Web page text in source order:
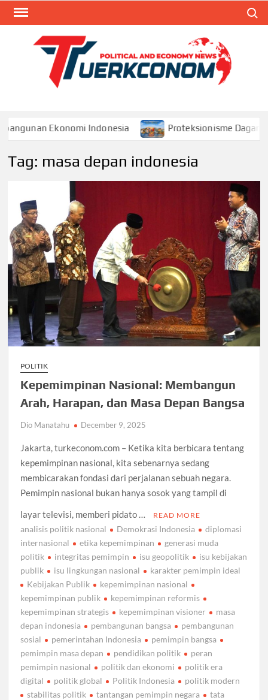
Skip
Ekonomi Indonesia Proteksionisme Dagang
Tag: masa depan indonesia
POLITIK
Kepemimpinan Nasional: Membangun
Arah, Harapan, dan Masa Depan Bangsa
Dio Manatahu December 9, 2025
Jakarta, turkeconom.com – Ketika kita berbicara tentang
kepemimpinan nasional, kita sebenarnya sedang
membicarakan fondasi dari perjalanan sebuah negara.
Pemimpin nasional bukan hanya sosok yang tampil di
layar televisi, memberi pidato …
READ MORE
analisis politik nasional Demokrasi Indonesia
diplomasi
internasional
etika kepemimpinan
generasi muda
politik
integritas pemimpin isu geopolitik
isu kebijakan
publik
isu lingkungan nasional
karakter pemimpin ideal
Kebijakan Publik
kepemimpinan nasional
kepemimpinan publik
kepemimpinan reformis
kepemimpinan strategis
kepemimpinan visioner
masa
depan indonesia
pembangunan bangsa
pembangunan
sosial
pemerintahan Indonesia
pemimpin bangsa
pemimpin masa depan
pendidikan politik
peran
pemimpin nasional
politik dan ekonomi
politik era
digital
politik global Politik Indonesia
politik modern
stabilitas politik
tantangan pemimpin negara
tata